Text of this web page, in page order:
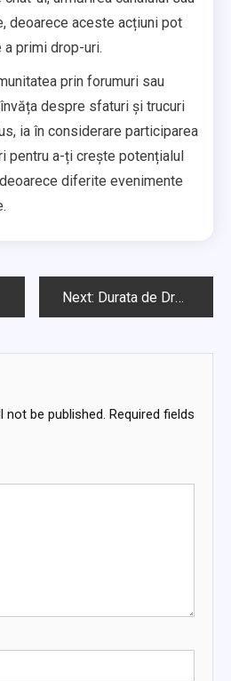
deoarece aceste acțiuni pot
primi drop-uri.
prin forumuri sau
despre sfaturi și trucuri
ia în considerare participarea
pentru a-ți crește potențialul
diferite evenimente
Next: Durata de Drop: Intervale de timp, Programul evenimentelor, Termene limită pentru revendicări
not be published. Required fields